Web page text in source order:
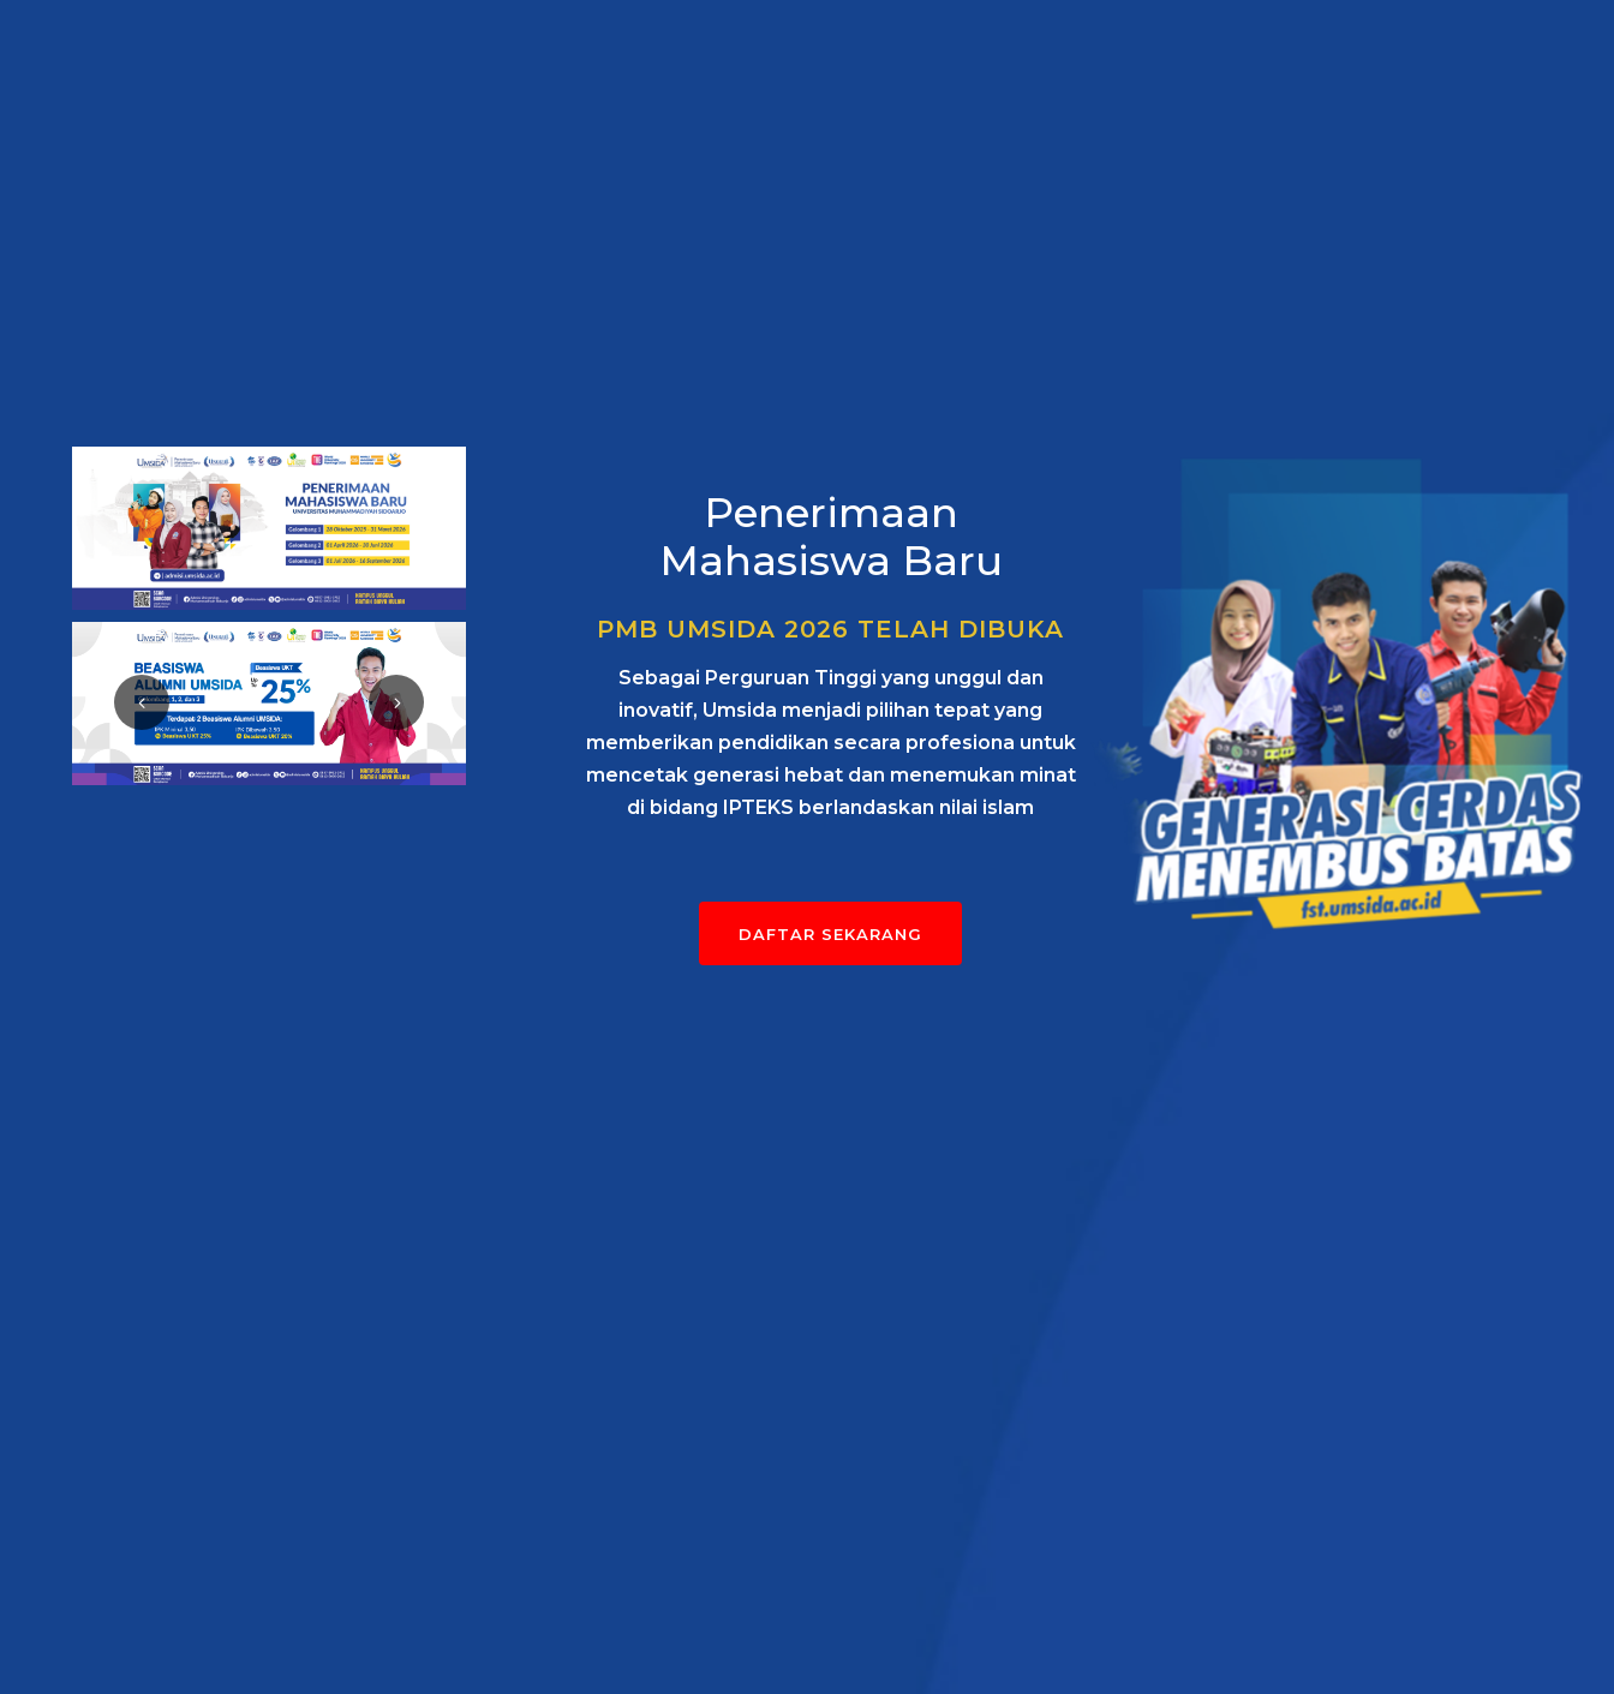
Penerimaan
Mahasiswa Baru
PMB UMSIDA 2026 TELAH DIBUKA
Sebagai Perguruan Tinggi yang unggul dan
inovatif, Umsida menjadi pilihan tepat yang
memberikan pendidikan secara profesiona untuk
mencetak generasi hebat dan menemukan minat
di bidang IPTEKS berlandaskan nilai islam
DAFTAR SEKARANG